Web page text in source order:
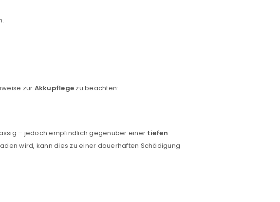
zur Akkupflege zu beachten:
– jedoch empfindlich gegenüber einer tiefen
wird, kann dies zu einer dauerhaften Schädigung